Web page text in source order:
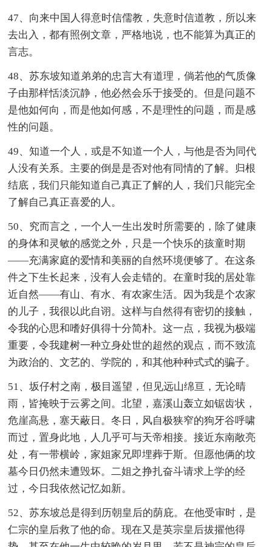
47、向来中国人得意时信儒教，失意时信道教，所以来
去出入，都有照例文章，严格地说，也不能算为真正的
言志。
48、苏东坡知道弟弟的忠言大有道理，倘若他的气质像
子由那样恬淡沉静，他必然会乐于接受的。但是问题不
是他如何向，而是他如何感，不是理性的问题，而是感
性的问题。
49、知道一个人，或是不知道一个人，与他是否为同代
人没有关系。主要的倒是是否对他有同情的了解。归根
结底，我们只能知道自己真正了解的人，我们只能完全
了解自己真正喜爱的人。
50、究而言之，一个人一生出发时所需要的，除了健康
的身体和灵敏的感觉之外，只是一个快乐的孩童时期
——充满家庭的爱情和美丽的自然环境便够了。在这条
件之下生长起来，没有人会走错的。在童时我的居处靠
近自然——有山、有水、有农家生活。因为我是个农家
的儿子，我很以此自诩。这样与自然得有密切的接触，
令我的心思和嗜好俱得十分简朴。这一点，我视为极端
重要，令我建树一种立身处世的超然的观点，而不致流
为政治的、文艺的、学院的，和其他种种式式的骗子。
51、坂仔村之南，极目遥望，但见远山绵亘，无论晴
雨，皆掩映于云雾之间。北望，嘉溪山轰立如锯齿状，
危崖高悬，塞天蔽日。冬日，风自极狭窄的狗牙谷呼啸
而过，置身此地，人几乎可与天帝相接。接近东南敞亮
处，有一带横岭，家姐家兄即埋葬于斯。但愿他俩的坟
墓今日仍然未遭毁坏。二姐之挣扎奋斗请求上学的经
过，今日我依然记忆如新。
52、苏东坡总是得到历朝皇后的荫庇。在他受审时，是
仁宗的皇后救了他的命。现在又是英宗皇后拔擢他得